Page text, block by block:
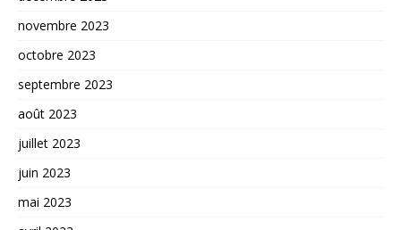
novembre 2023
octobre 2023
septembre 2023
août 2023
juillet 2023
juin 2023
mai 2023